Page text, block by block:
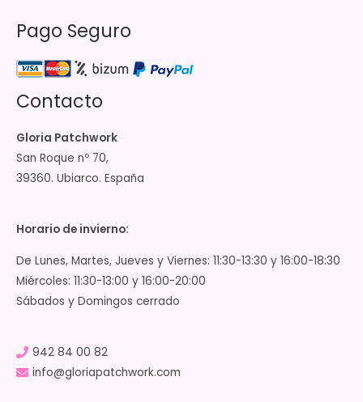
Pago Seguro
Contacto
Gloria Patchwork
San Roque nº 70,
39360. Ubiarco. España
Horario de invierno:
De Lunes, Martes, Jueves y Viernes: 11:30-13:30 y 16:00-18:30
Miércoles: 11:30-13:00 y 16:00-20:00
Sábados y Domingos cerrado
942 84 00 82
info@gloriapatchwork.com